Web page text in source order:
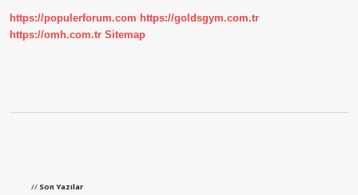
https://populerforum.com https://goldsgym.com.tr
https://omh.com.tr Sitemap
Son Yazılar